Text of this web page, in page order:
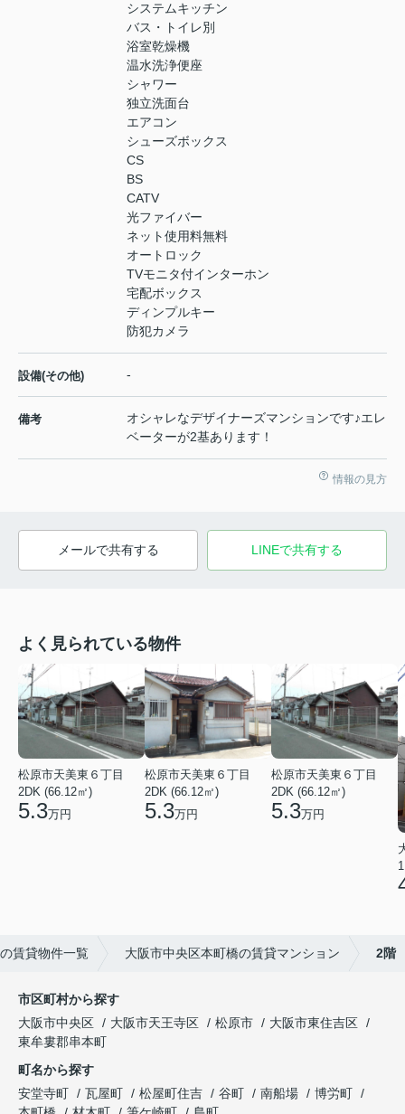
システムキッチン
バス・トイレ別
浴室乾燥機
温水洗浄便座
シャワー
独立洗面台
エアコン
シューズボックス
CS
BS
CATV
光ファイバー
ネット使用料無料
オートロック
TVモニタ付インターホン
宅配ボックス
ディンプルキー
防犯カメラ
設備(その他) -
備考
オシャレなデザイナーズマンションです♪エレ
ベーターが2基あります！
情報の見方
メールで共有する LINEで共有する
よく見られている物件
松原市天美東６丁目
2DK (66.12㎡)
5.3万円
松原市天美東６丁目
2DK (66.12㎡)
5.3万円
松原市天美東６丁目
2DK (66.12㎡)
5.3万円
賃貸物件一覧 大阪市中央区本町橋の賃貸マンション 2階
市区町村から探す
大阪市中央区
大阪市天王寺区 松原市
大阪市東住吉区
東牟婁郡串本町
町名から探す
安堂寺町
瓦屋町 松屋町住吉 谷町 南船場
博労町